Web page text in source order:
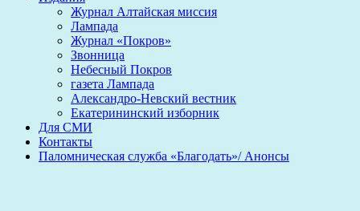
Журнал Алтайская миссия
Лампада
Журнал «Покров»
Звонница
Небесный Покров
газета Лампада
Александро-Невский вестник
Екатерининский изборник
Для СМИ
Контакты
Паломническая служба «Благодать»/ Анонсы